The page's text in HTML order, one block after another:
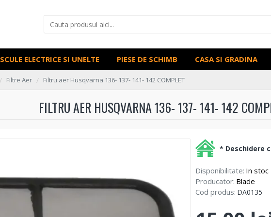
SCULE ELECTRICE SI UNELTE PIESE DE SCHIMB CASA SI GRADINA
Filtre Aer Filtru aer Husqvarna 136- 137- 141- 142 COMPLET
FILTRU AER HUSQVARNA 136- 137- 141- 142
Disponibilitate: In stoc
Producator: Blade
Cod produs: DA0135
* Deschidere